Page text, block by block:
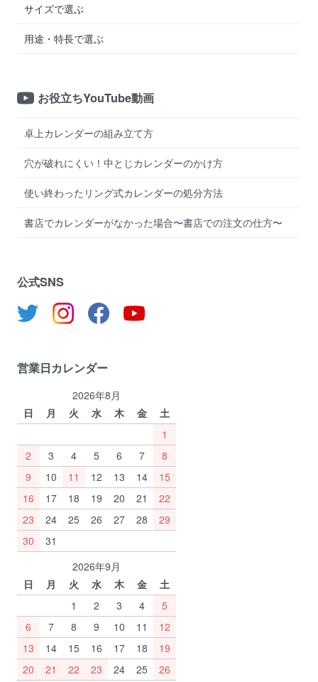
サイズで選ぶ
用途・特長で選ぶ
お役立ちYouTube動画
卓上カレンダーの組み立て方
穴が破れにくい！中とじカレンダーのかけ方
使い終わったリング式カレンダーの処分方法
書店でカレンダーがなかった場合〜書店での注文の仕方〜
公式SNS
営業日カレンダー
2026年8月
日
月 火 水 木 金
土
1
2
3 4 5 6 7
8
9
10 11 12 13 14
15
16
17 18 19 20 21
22
23
24 25 26 27 28
29
30
31
2026年9月
日
月 火 水 木 金
土
1
2 3 4
5
6
7 8 9 10 11
12
13
14 15 16 17 18
19
20
21 22 23 24 25 26